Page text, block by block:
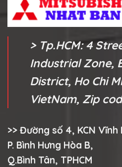
> Tp.HCM: 4
Industrial Zone,
District, Ho Chi
VietNam, Zip
>> Đường số 4, KCN Vĩnh
P. Bình Hưng Hòa B,
Q.Bình Tân, TPHCM